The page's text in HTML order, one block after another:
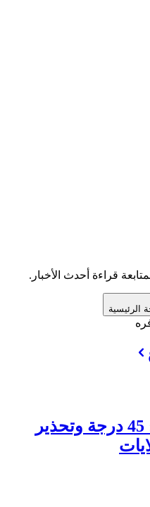
قراءة أحدث الأخبار.
الرئيسية
موجة الحر في الجزائر : 45 درجة وتحذير